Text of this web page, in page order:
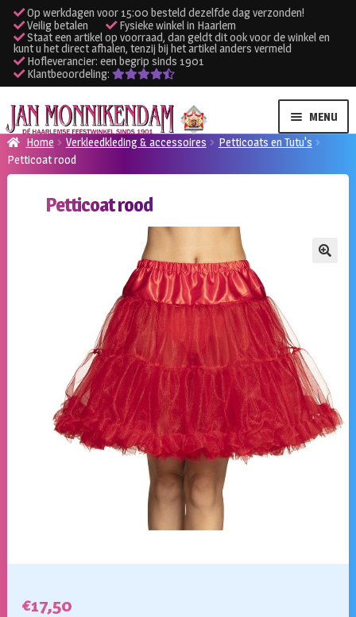
Op werkdagen voor 15:00 besteld dezelfde dag verzonden!
Veilig betalen
Fysieke winkel in Haarlem
Staat een artikel op voorraad, dan geldt dit ook voor de winkel en
kunt u het direct afhalen, tenzij bij het artikel anders vermeld
Hofleverancier: een begrip sinds 1901
Klantbeoordeling:
Ga
door
naar
navigatie
Ga
naar
de
inhoud
MENU
Verhuur kleding
Verhuur apparatuur
Klantenservice
Home Verkleedkleding & accessoires
Petticoats en Tutu's
Petticoat rood
Petticoat rood
€17,50